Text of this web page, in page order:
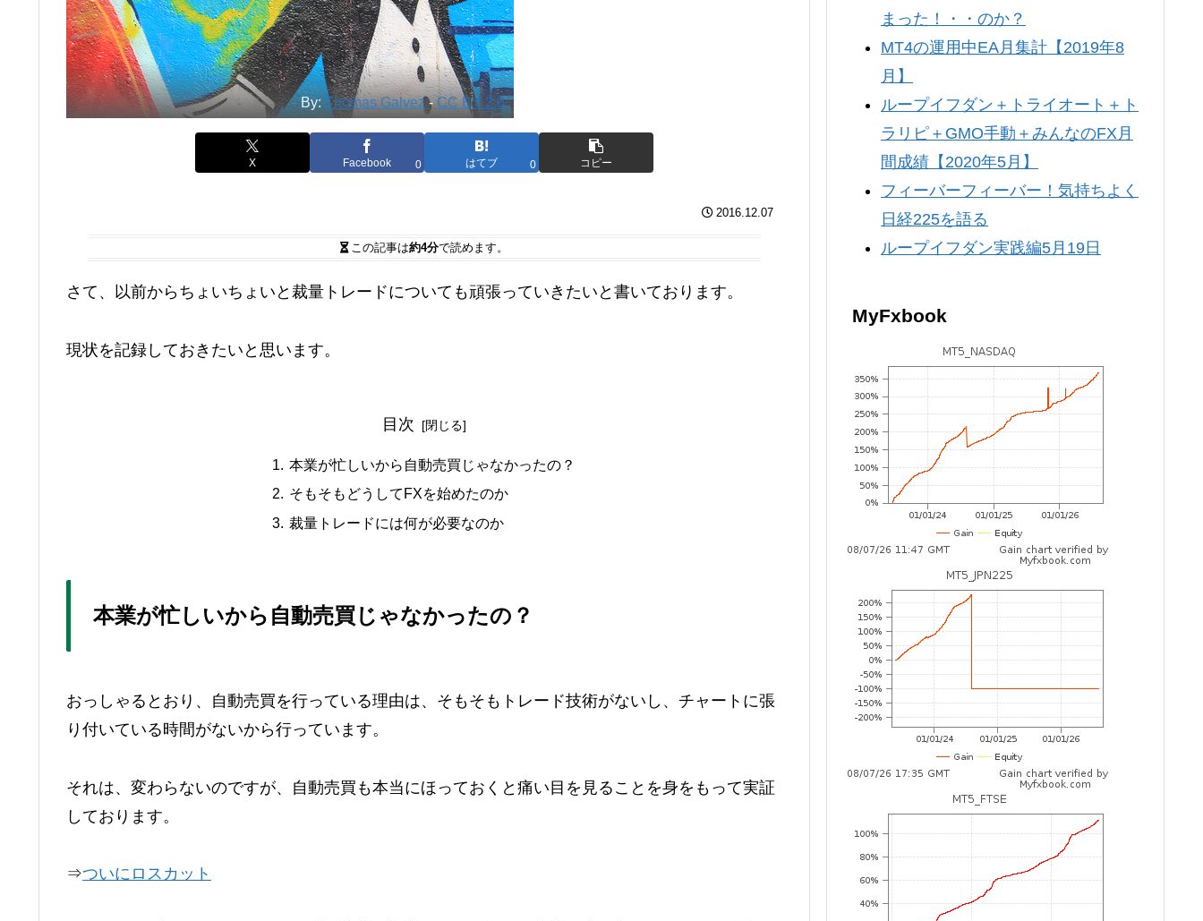
By:Thomas Galvez-CC BY 2.0
X Facebook 0 はてブ 0 コピー
2016.12.07
この記事は約4分で読めます。
さて、以前からちょいちょいと裁量トレードについても頑張っていきたいと書いております。
現状を記録しておきたいと思います。
目次
本業が忙しいから自動売買じゃなかったの？
そもそもどうしてFXを始めたのか
裁量トレードには何が必要なのか
本業が忙しいから自動売買じゃなかったの？
おっしゃるとおり、自動売買を行っている理由は、そもそもトレード技術がないし、チャートに張
り付いている時間がないから行っています。
それは、変わらないのですが、自動売買も本当にほっておくと痛い目を見ることを身をもって実証
しております。
⇒ついにロスカット
まった！・・のか？
MT4の運用中EA月集計【2019年8
月】
ループイフダン＋トライオート＋ト
ラリピ＋GMO手動＋みんなのFX月
間成績【2020年5月】
フィーバーフィーバー！気持ちよく
日経225を語る
ループイフダン実践編5月19日
MyFxbook